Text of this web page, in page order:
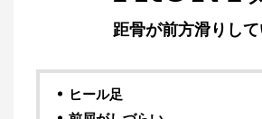
距骨が前方滑りし
ヒール足